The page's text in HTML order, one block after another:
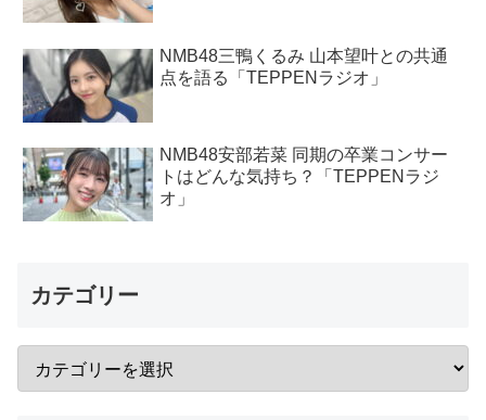
NMB48三鴨くるみ 山本望叶との共通
点を語る「TEPPENラジオ」
NMB48安部若菜 同期の卒業コンサー
トはどんな気持ち？「TEPPENラジ
オ」
カテゴリー